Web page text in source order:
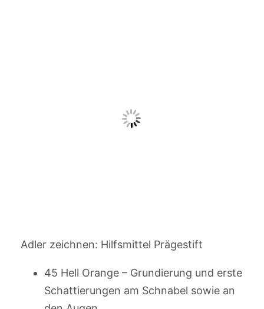
Adler zeichnen: Hilfsmittel Prägestift
45 Hell Orange – Grundierung und erste
Schattierungen am Schnabel sowie an